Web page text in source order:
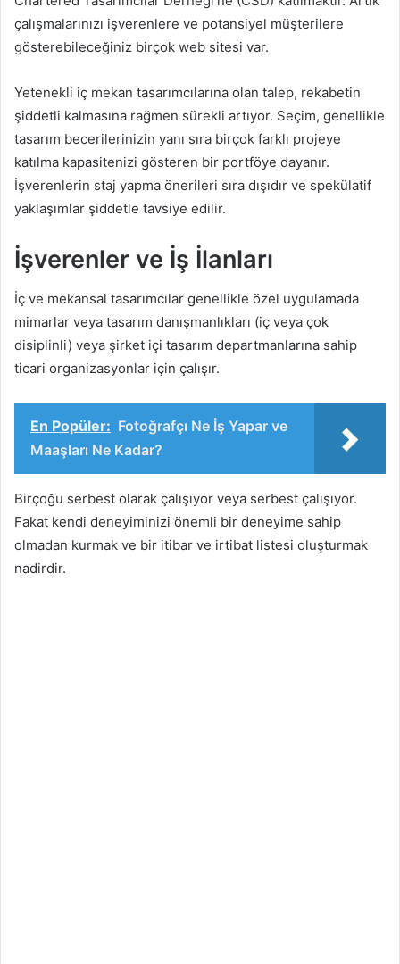
çalışmalarınızı işverenlere ve potansiyel müşterilere
gösterebileceğiniz birçok web sitesi var.
Yetenekli iç mekan tasarımcılarına olan talep, rekabetin
şiddetli kalmasına rağmen sürekli artıyor. Seçim, genellikle
tasarım becerilerinizin yanı sıra birçok farklı projeye
katılma kapasitenizi gösteren bir portföye dayanır.
İşverenlerin staj yapma önerileri sıra dışıdır ve spekülatif
yaklaşımlar şiddetle tavsiye edilir.
İşverenler ve İş İlanları
İç ve mekansal tasarımcılar genellikle özel uygulamada
mimarlar veya tasarım danışmanlıkları (iç veya çok
disiplinli) veya şirket içi tasarım departmanlarına sahip
ticari organizasyonlar için çalışır.
En Popüler: Fotoğrafçı Ne İş Yapar ve
Maaşları Ne Kadar?
Birçoğu serbest olarak çalışıyor veya serbest çalışıyor.
Fakat kendi deneyiminizi önemli bir deneyime sahip
olmadan kurmak ve bir itibar ve irtibat listesi oluşturmak
nadirdir.